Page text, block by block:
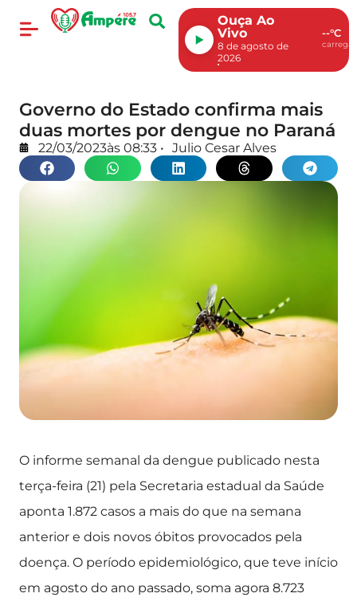
Ouça Ao
Vivo
8 de agosto de
2026
--°C
Governo do Estado confirma mais
duas mortes por dengue no Paraná
22/03/2023às 08:33 • Julio Cesar Alves
O informe semanal da dengue publicado nesta
terça-feira (21) pela Secretaria estadual da Saúde
aponta 1.872 casos a mais do que na semana
anterior e dois novos óbitos provocados pela
doença. O período epidemiológico, que teve início
em agosto do ano passado, soma agora 8.723